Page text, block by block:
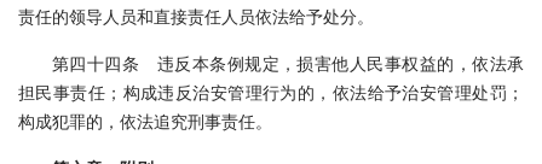
责任的领导人员和直接责任人员依法给予处分。
第四十四条 违反本条例规定，损害他人民事权益的，依法承
担民事责任；构成违反治安管理行为的，依法给予治安管理处罚；
构成犯罪的，依法追究刑事责任。